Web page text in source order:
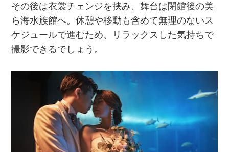
その後は衣裳チェンジを挟み、舞台は閉館後の美
ら海水族館へ。休憩や移動も含めて無理のないス
ケジュールで進むため、リラックスした気持ちで
撮影できるでしょう。